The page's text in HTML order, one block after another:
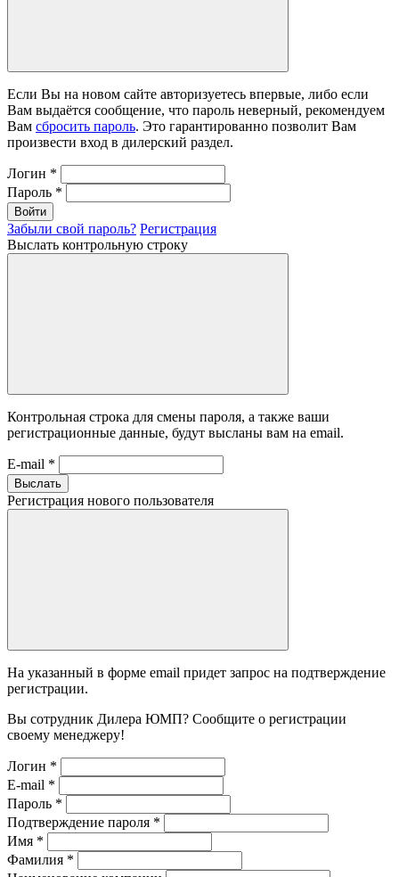
Если Вы на новом сайте авторизуетесь впервые, либо если
Вам выдаётся сообщение, что пароль неверный, рекомендуем
Вам сбросить пароль. Это гарантированно позволит Вам
произвести вход в дилерский раздел.
Логин *
Пароль *
Войти
Забыли свой пароль? Регистрация
Выслать контрольную строку
Контрольная строка для смены пароля, а также ваши
регистрационные данные, будут высланы вам на email.
E-mail *
Выслать
Регистрация нового пользователя
На указанный в форме email придет запрос на подтверждение
регистрации.
Вы сотрудник Дилера ЮМП? Сообщите о регистрации
своему менеджеру!
Логин *
E-mail *
Пароль *
Подтверждение пароля *
Имя *
Фамилия *